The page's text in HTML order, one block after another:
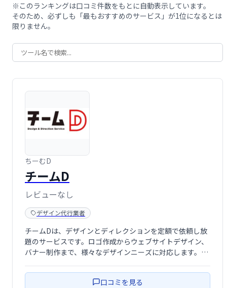
※このランキングは口コミ件数をもとに自動表示しています。
そのため、必ずしも「最もおすすめのサービス」が1位になるとは
限りません。
ちーむD
チームD
レビューなし
デザイン代行業者
チームDは、デザインとディレクションを定額で依頼し放
題のサービスです。ロゴ作成からウェブサイトデザイン、
バナー制作まで、様々なデザインニーズに対応します。専
にサポートします。お気軽にご相談ください。
口コミを見る